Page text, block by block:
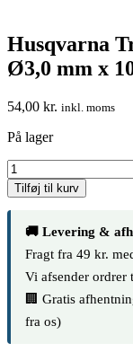
Husqvarna
Ø3,0 mm x
54,00 kr. inkl. moms
På lager
Husqvarna
Trimmerline
Whisper
Twist
Ø3,0
mm
antal
Tilføj til kurv
🚚 Levering &
Fragt fra 49 kr.
Vi afsender ordrer
🏢 Gratis
fra os)